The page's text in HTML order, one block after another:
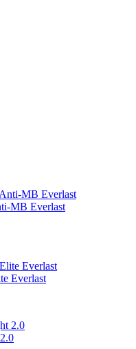
MB Everlast
Everlast